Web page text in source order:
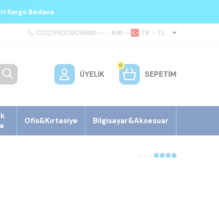
Kargo Bedava
02125500909USD:-- | EUR:-- TR − TL
ÜYELIK
0
SEPETIM
Ofis&Kırtasiye Bilgisayar&Aksesuar